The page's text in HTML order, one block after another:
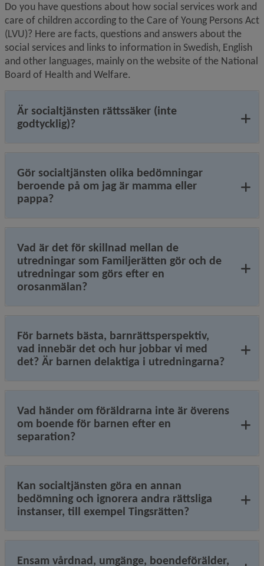
Do you have questions about how social services work and
care of children according to the Care of Young Persons Act
(LVU)? Here are facts, questions and answers about the
social services and links to information in Swedish, English
and other languages, mainly on the website of the National
Board of Health and Welfare.
Är socialtjänsten rättssäker (inte
godtycklig)?
Gör socialtjänsten olika bedömningar
beroende på om jag är mamma eller
pappa?
Vad är det för skillnad mellan de
utredningar som Familjerätten gör och de
utredningar som görs efter en
orosanmälan?
För barnets bästa, barnrättsperspektiv,
vad innebär det och hur jobbar vi med
det? Är barnen delaktiga i utredningarna?
Vad händer om föräldrarna inte är överens
om boende för barnen efter en
separation?
Kan socialtjänsten göra en annan
bedömning och ignorera andra rättsliga
instanser, till exempel Tingsrätten?
Ensam vårdnad, umgänge, boendeförälder,